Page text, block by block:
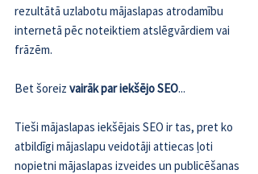
rezultātā uzlabotu mājaslapas atrodamību
internetā pēc noteiktiem atslēgvārdiem vai
frāzēm.
Bet šoreiz vairāk par iekšējo SEO...
Tieši mājaslapas iekšējais SEO ir tas, pret ko
atbildīgi mājaslapu veidotāji attiecas ļoti
nopietni mājaslapas izveides un publicēšanas